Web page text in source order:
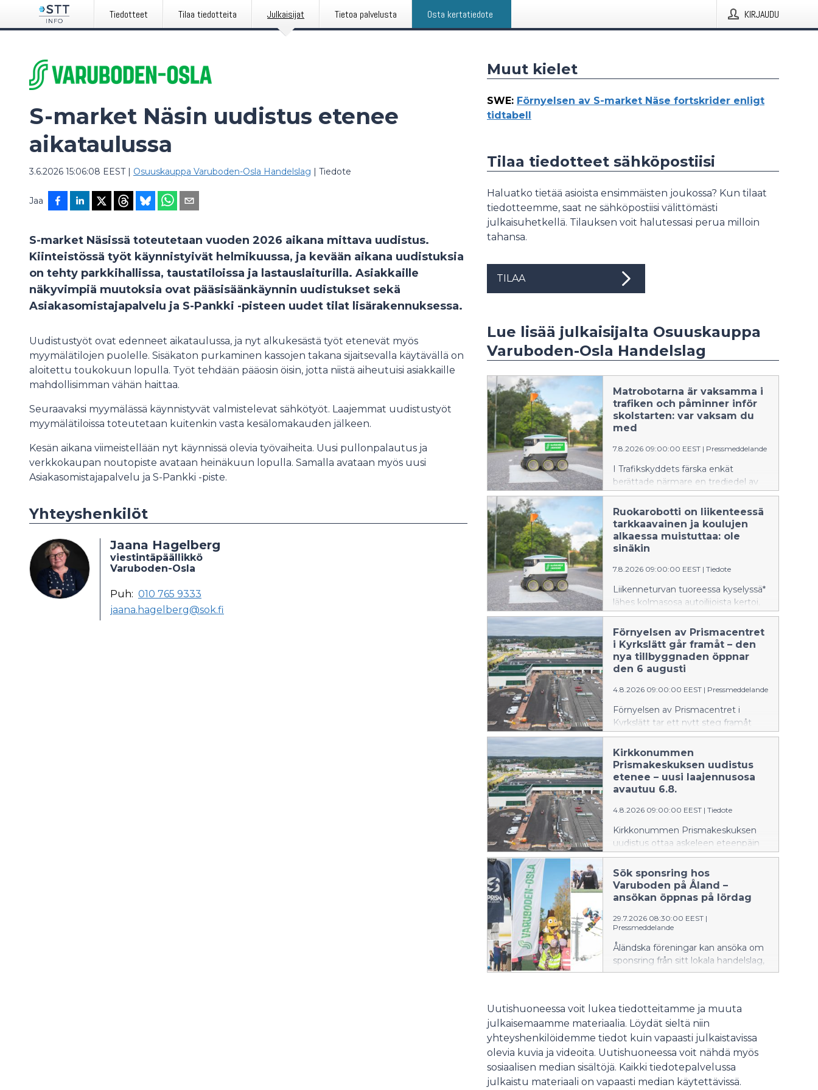
Tiedotteet Tilaa tiedotteita Julkaisijat Tietoa palvelusta Osta kertatiedote KIRJAUDU
S-market Näsin uudistus etenee
aikataulussa
3.6.2026 15:06:08 EEST| Osuuskauppa Varuboden-Osla Handelslag | Tiedote
Jaa
S-market Näsissä toteutetaan vuoden 2026 aikana mittava uudistus.
Kiinteistössä työt käynnistyivät helmikuussa, ja kevään aikana uudistuksia
on tehty parkkihallissa, taustatiloissa ja lastauslaiturilla. Asiakkaille
näkyvimpiä muutoksia ovat pääsisäänkäynnin uudistukset sekä
Asiakasomistajapalvelu ja S-Pankki -pisteen uudet tilat lisärakennuksessa.
Uudistustyöt ovat edenneet aikataulussa, ja nyt alkukesästä työt etenevät myös
myymälätilojen puolelle. Sisäkaton purkaminen kassojen takana sijaitsevalla käytävällä on
aloitettu toukokuun lopulla. Työt tehdään pääosin öisin, jotta niistä aiheutuisi asiakkaille
mahdollisimman vähän haittaa.
Seuraavaksi myymälässä käynnistyvät valmistelevat sähkötyöt. Laajemmat uudistustyöt
myymälätiloissa toteutetaan kuitenkin vasta kesälomakauden jälkeen.
Kesän aikana viimeistellään nyt käynnissä olevia työvaiheita. Uusi pullonpalautus ja
verkkokaupan noutopiste avataan heinäkuun lopulla. Samalla avataan myös uusi
Asiakasomistajapalvelu ja S-Pankki -piste.
Yhteyshenkilöt
Jaana Hagelberg
viestintäpäällikkö
Varuboden-Osla
Puh: 010 765 9333
jaana.hagelberg@sok.fi
Muut kielet
SWE: Förnyelsen av S-market Näse fortskrider enligt
tidtabell
Tilaa tiedotteet sähköpostiisi
Haluatko tietää asioista ensimmäisten joukossa? Kun tilaat
tiedotteemme, saat ne sähköpostiisi välittömästi
julkaisuhetkellä. Tilauksen voit halutessasi perua milloin
tahansa.
TILAA
Lue lisää julkaisijalta Osuuskauppa
Varuboden-Osla Handelslag
Matrobotarna är vaksamma i
trafiken och påminner inför
skolstarten: var vaksam du
med
7.8.2026 09:00:00 EEST | Pressmeddelande
I Trafikskyddets färska enkät
berättade närmare en tredjedel av
bilisterna att de åtminstone en gång
inte har följt med trafiken så noga
eftersom de har tittat på telefonen.
Nu är det dags att göra det till en
vana att vara vaksam vid ratten och
eller fickan, eftersom de små
skoleleverna igen är på väg ut i
trafiken.
Ruokarobotti on liikenteessä
tarkkaavainen ja koulujen
alkaessa muistuttaa: ole
sinäkin
7.8.2026 09:00:00 EEST | Tiedote
Liikenneturvan tuoreessa kyselyssä*
lähes kolmasosa autoilijoista kertoi,
että liikenteen seuranta auton
ratissa on heikentynyt ainakin kerran
puhelimen käytön takia. Nyt on aika
ottaa tarkkaavaisuus ratissa tavaksi
ja jättää puhelin laukkuun tai
aloittavat koulutiensä.
Förnyelsen av Prismacentret
i Kyrkslätt går framåt – den
nya tillbyggnaden öppnar
den 6 augusti
4.8.2026 09:00:00 EEST | Pressmeddelande
Förnyelsen av Prismacentret i
Kyrkslätt tar ett nytt steg framåt
torsdagen den 6 augusti, när den
nya tillbyggnaden nästan i sin helhet
öppnas för kunderna. Samtidigt tas
en ny ingång i bruk, den nya
kassalinjen öppnas, nätbutikens och
utökas och restaurangvärlden börjar
betjäna kunderna stegvis.
Kirkkonummen
Prismakeskuksen uudistus
etenee – uusi laajennusosa
avautuu 6.8.
4.8.2026 09:00:00 EEST | Tiedote
Kirkkonummen Prismakeskuksen
uudistus ottaa askeleen eteenpäin
torstaina 6.8., kun uusi laajennusosa
avataan lähes kokonaisuudessaan
asiakkaiden käyttöön. Samalla
käyttöön otetaan uusi sisäänkäynti,
verkkokaupan ja noutopalveluiden
kokonaisuus laajenee ja
ravintolamaailma alkaa palvella
asiakkaita vaiheittain.
Sök sponsring hos
Varuboden på Åland –
ansökan öppnas på lördag
29.7.2026 08:30:00 EEST |
Pressmeddelande
Åländska föreningar kan ansöka om
sponsring från sitt lokala handelslag,
Varuboden. Sponsansökan är öppen
den 1 augusti.
Uutishuoneessa voit lukea tiedotteitamme ja muuta
julkaisemaamme materiaalia. Löydät sieltä niin
yhteyshenkilöidemme tiedot kuin vapaasti julkaistavissa
olevia kuvia ja videoita. Uutishuoneessa voit nähdä myös
sosiaalisen median sisältöjä. Kaikki tiedotepalvelussa
julkaistu materiaali on vapaasti median käytettävissä.